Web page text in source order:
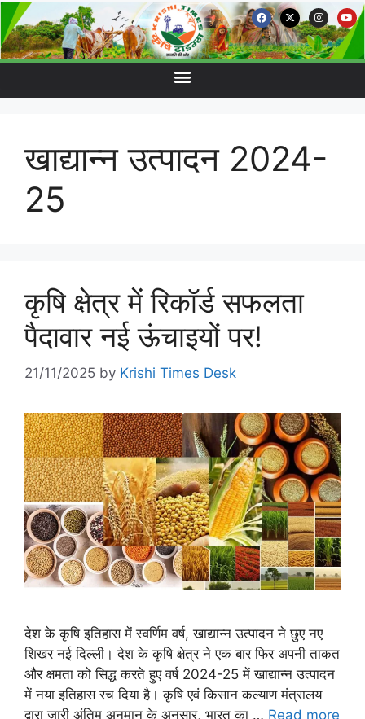
खाद्यान्न उत्पादन 2024-
25
कृषि क्षेत्र में रिकॉर्ड सफलता
पैदावार नई ऊंचाइयों पर!
21/11/2025 by Krishi Times Desk
देश के कृषि इतिहास में स्वर्णिम वर्ष, खाद्यान्न उत्पादन ने छुए नए
शिखर नई दिल्ली। देश के कृषि क्षेत्र ने एक बार फिर अपनी ताकत
और क्षमता को सिद्ध करते हुए वर्ष 2024-25 में खाद्यान्न उत्पादन
में नया इतिहास रच दिया है। कृषि एवं किसान कल्याण मंत्रालय
द्वारा जारी अंतिम अनुमान के अनुसार, भारत का … Read more